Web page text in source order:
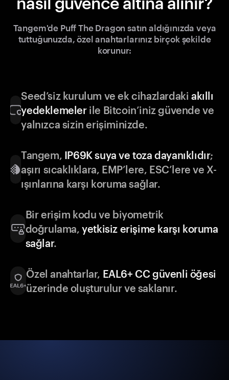
Tangem'de Puff The Dragon satın aldığınızda veya
tuttuğunuzda, özel anahtarlarınız birçok şekilde
korunur:
Seed’siz kurulum ve ek cihazlardakiakıllı
yedeklemelerile Bitcoin’iniz güvende ve
yalnızca sizin erişiminizde.
Tangem, IP69K suya ve toza dayanıklıdır;
aşırı sıcaklıklara, EMP’lere, ESC’lere ve X-
ışınlarına karşı koruma sağlar.
Bir erişim kodu ve biyometrik
doğrulama,yetkisiz erişime karşı koruma
sağlar.
Özel anahtarlar, EAL6+ CC güvenli öğesi
üzerinde oluşturulur ve saklanır.